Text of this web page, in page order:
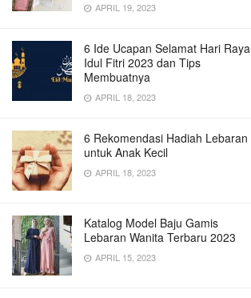
APRIL 19, 2023
6 Ide Ucapan Selamat Hari Raya
Idul Fitri 2023 dan Tips
Membuatnya
APRIL 18, 2023
6 Rekomendasi Hadiah Lebaran
untuk Anak Kecil
APRIL 18, 2023
Katalog Model Baju Gamis
Lebaran Wanita Terbaru 2023
APRIL 15, 2023